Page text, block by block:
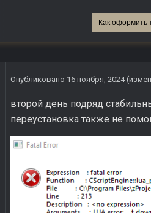
Как оформить
Опубликовано 16 ноября, 2024
второй день подряд
переустановка также не